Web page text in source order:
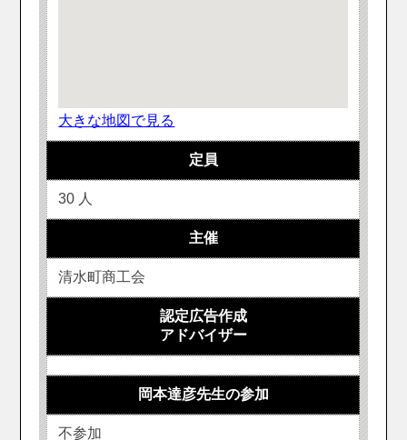
大きな地図で見る
定員
30 人
主催
清水町商工会
認定広告作成
アドバイザー
岡本達彦先生の参加
不参加